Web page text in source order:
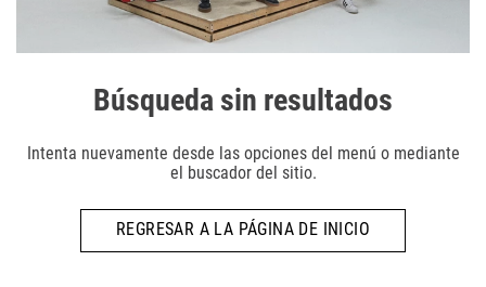
Búsqueda sin resultados
Intenta nuevamente desde las opciones del menú o mediante
el buscador del sitio.
REGRESAR A LA PÁGINA DE INICIO